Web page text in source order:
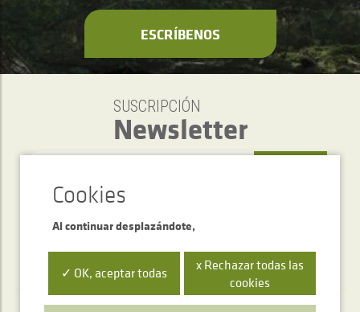
ESCRÍBENOS
SUSCRIPCIÓN
Newsletter
Al continuar desplazándote,
✓ OK, aceptar todas
x Rechazar todas las
cookies